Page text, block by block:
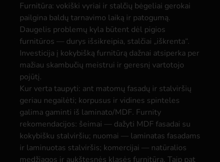
Furnitūra: vokiški vyriai ir stalčių bėgeliai gerokai
pailgina baldų tarnavimo laiką ir patogumą.
Daugelis problemų kyla būtent dėl pigios
furnitūros — durys išsikreipia, stalčiai „iškrenta“.
Investicija į kokybišką furnitūrą dažnai atsiperka per
mažiau skambučių meistrui ir geresnį vartotojo
pojūtį.
Kur verta taupyti: ant matomų fasadų ir stalviršių
geriau negailėti; korpusus ir vidines spinteles
galima gaminti iš laminato/MDF. Furnity
rekomendacijos: šeimai — dažyti MDF fasadai su
kokybišku stalviršiu; nuomai — laminatas fasadams
ir laminuotas stalviršis; komercijai — natūralios
medžiagos ir aukštesnės klasės furnitūra. Taip pat